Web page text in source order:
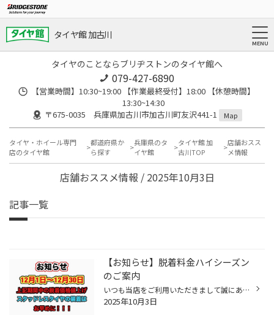
タイヤ館 加古川
タイヤのことならブリヂストンのタイヤ館へ
079-427-6890
【営業時間】10:30~19:00 【作業最終受付】18:00 【休憩時間】
13:30~14:30
〒675-0035 兵庫県加古川市加古川町友沢441-1
Map
タイヤ・ホイール専門
店のタイヤ館
都道府県か
ら探す
兵庫県のタ
イヤ館
タイヤ館 加
古川TOP
店舗おスス
メ情報
店舗おススメ情報 / 2025年10月3日
記事一覧
【お知らせ】脱着料金ハイシーズン
のご案内
いつも当店をご利用いただきまして誠にありがとうございます。 脱着シーズン混雑緩和の為 12月1日(月)〜12月30日(火) 上記期間の冬タイヤへの履き替え料金が値上がりします。 【価格表】 軽自動車・普通車 (期間外)￥4900 ↓ (期間中)￥6000 5ナンバーSUV・ミニバン (期間外)￥5400 ↓ (期間中)￥6500...
2025年10月3日